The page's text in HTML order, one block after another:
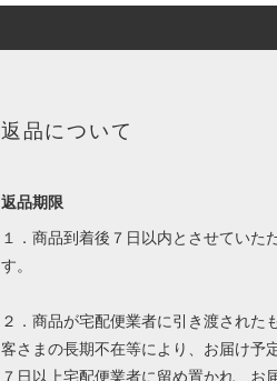
返品について
返品期限
１．商品到着後７日以内とさせていた
す。
２．商品が宅配便業者に引き渡された
客さまの長期不在等により、お届け予
７日以上宅配便業者に留め置かれ、お